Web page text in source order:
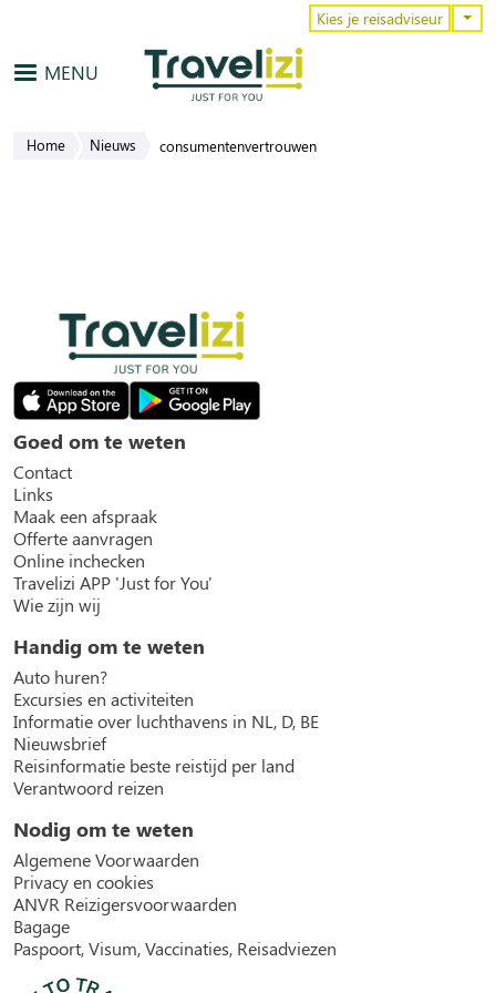
Overslaan en naar de inhoud gaan
MENU
Kies je reisadviseur
Home Nieuws consumentenvertrouwen
Goed om te weten
Contact
Links
Maak een afspraak
Offerte aanvragen
Online inchecken
Travelizi APP 'Just for You'
Wie zijn wij
Handig om te weten
Auto huren?
Excursies en activiteiten
Informatie over luchthavens in NL, D, BE
Nieuwsbrief
Reisinformatie beste reistijd per land
Verantwoord reizen
Nodig om te weten
Algemene Voorwaarden
Privacy en cookies
ANVR Reizigersvoorwaarden
Bagage
Paspoort, Visum, Vaccinaties, Reisadviezen